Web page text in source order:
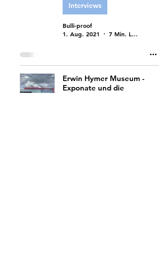
Interviews
Bulli-proof
1. Aug. 2021
7 Min. Lesezeit
Erwin Hymer Museum -
Exponate und die